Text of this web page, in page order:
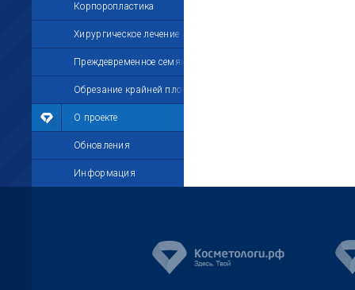
Корпоропластика
Хирургическое лечение импотенции
Преждевременное семяизвержение
Обрезание крайней плоти
О проекте
Обновления
Информация